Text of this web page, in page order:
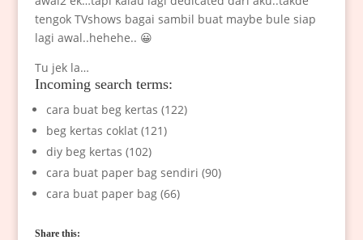
tengok TVshows bagai sambil buat maybe bule siap
lagi awal..hehehe.. 😀
Tu jek la…
Incoming search terms:
cara buat beg kertas (122)
beg kertas coklat (121)
diy beg kertas (102)
cara buat paper bag sendiri (90)
cara buat paper bag (66)
Share this: